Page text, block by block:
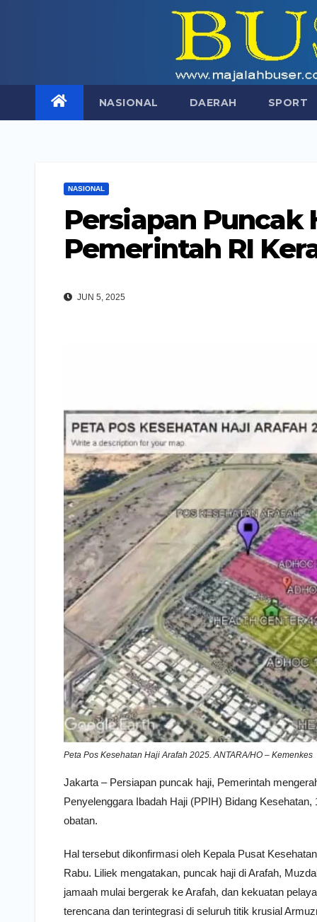
NASIONAL DAERAH SPORT
NASIONAL
Persiapan Puncak
Pemerintah RI
JUN 5, 2025
Peta Pos Kesehatan Haji Arafah 2025. ANTARA/HO – Kemenkes
Jakarta – Persiapan puncak haji, Pemerintah
Penyelenggara Ibadah Haji (PPIH) Bidang
obatan.
Hal tersebut dikonfirmasi oleh Kepala Pusat
Rabu. Liliek mengatakan, puncak haji di Arafah,
jamaah mulai bergerak ke Arafah, dan kekuatan
terencana dan terintegrasi di seluruh titik krusial